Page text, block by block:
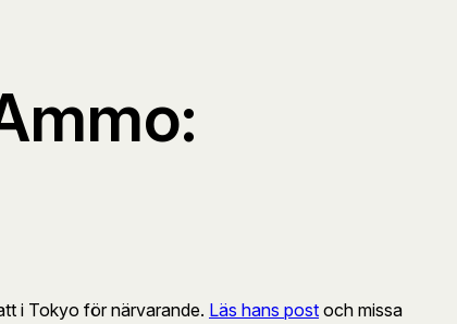
i Tokyo för närvarande. Läs hans post och missa